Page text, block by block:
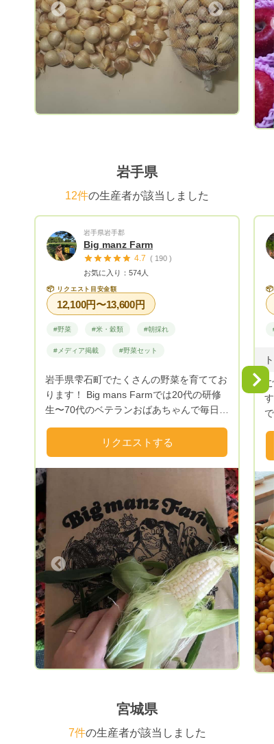
Next
Previous
岩手県
12件の生産者が該当しました
岩手県岩手郡
Big manz Farm
4.7 ( 190 )
お気に入り：574人
📦 リクエスト目安金額
12,100円〜13,600円
#野菜 #米・穀類 #朝採れ
#メディア掲載 #野菜セット
岩手県雫石町でたくさんの野菜を育ててお
ります！ Big mans Farmでは20代の研修
生〜70代のベテランおばあちゃんで毎日大
ベツ、白菜、キヌサヤ、ブロッコリー、ナ
ス、ピーマン、トウモロコシ、白いトウモ
ロコシ、トマト、長芋、人参、ごぼう、さ
つまいも...など、他にも季節に合ったたく
さんの旬の野菜を育てております！お米も
あきたこまち、銀河のしずくなどがありま
す。 なるべく皆様のご希望に沿ったお野
菜を発送できるよいにしたいと思っていま
すので、お気軽にご相談ください！
リクエストする
Next
📦
Previous
Next
宮城県
7件の生産者が該当しました